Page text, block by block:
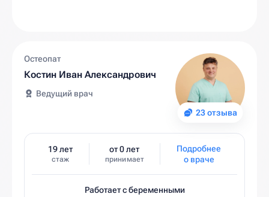
23 отзыва
Остеопат
Костин Иван Александрович
Ведущий врач
19 лет
стаж
от 0 лет
принимает
Подробнее
о враче
Работает с беременными